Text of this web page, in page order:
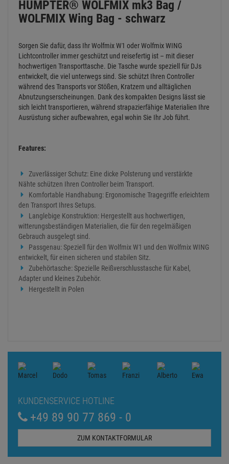
HUMPTER® WOLFMIX mk3 Bag /
WOLFMIX Wing Bag - schwarz
Sorgen Sie dafür, dass Ihr Wolfmix W1 oder Wolfmix WING
Lichtcontroller immer geschützt und reisefertig ist – mit dieser
hochwertigen Transporttasche. Die Tasche wurde speziell für DJs
entwickelt, die viel unterwegs sind. Sie schützt Ihren Controller
während des Transports vor Stößen, Kratzern und alltäglichen
Abnutzungserscheinungen. Dank des kompakten Designs lässt sie
sich leicht transportieren, während strapazierfähige Materialien Ihre
Ausrüstung sicher aufbewahren, egal wohin Sie Ihr Job führt.
Features:
Zuverlässiger Schutz: Eine dicke Polsterung und verstärkte
Nähte schützen Ihren Controller beim Transport.
Komfortable Handhabung: Ergonomische Tragegriffe erleichtern
den Transport Ihres Setups.
Langlebige Konstruktion: Hergestellt aus hochwertigen,
witterungsbeständigen Materialien, die für den regelmäßigen
Gebrauch ausgelegt sind.
Passgenau: Speziell für den Wolfmix W1 und den Wolfmix WING
entwickelt, für einen sicheren und stabilen Sitz.
Zubehörtasche: Spezielle Reißverschlusstasche für Kabel,
Adapter und kleines Zubehör.
Hergestellt in Polen
KUNDENSERVICE HOTLINE
+49 89 90 77 869 - 0
ZUM KONTAKTFORMULAR